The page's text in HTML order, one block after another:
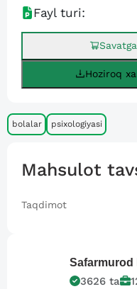
Fayl turi:
Hoziroq
bolalar psixologiyasi
Mahsulot
Taqdimot
Safarmurod
3626 ta